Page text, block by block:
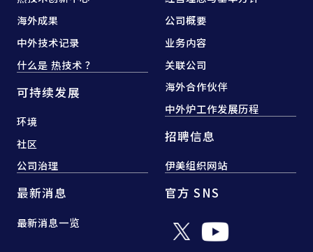
海外成果
中外技术记录
什么是 热技术 ？
可持续发展
环境
社区
公司治理
最新消息
最新消息一览
公司概要
业务内容
关联公司
海外合作伙伴
中外炉工作发展历程
招聘信息
伊美组织网站
官方 SNS